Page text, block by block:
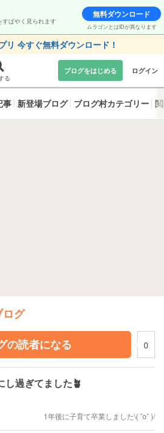
すばやく見られます
無料ダウンロード
ムラゴンとはIDが異なります
リ 今すぐ無料ダウンロード！
る
ブログをはじめる ログイン
事 新登場ブログ ブログ村カテゴリー
グ
の読者になる
0
し過ぎてました🪴
1年後に子育て卒業しました\( ˆoˆ )/